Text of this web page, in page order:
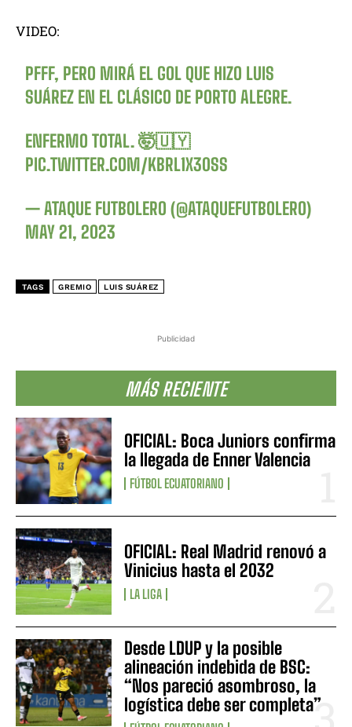
Publicidad
MÁS RECIENTE
OFICIAL: Boca Juniors confirma
la llegada de Enner Valencia
FÚTBOL ECUATORIANO
OFICIAL: Real Madrid renovó a
Vinicius hasta el 2032
LA LIGA
Desde LDUP y la posible
alineación indebida de BSC:
“Nos pareció asombroso, la
logística debe ser completa”
VIDEO:
PFFF, PERO MIRÁ EL GOL QUE HIZO LUIS
SUÁREZ EN EL CLÁSICO DE PORTO ALEGRE.
ENFERMO TOTAL. 🤯🇺🇾
PIC.TWITTER.COM/KBRL1X30SS
— ATAQUE FUTBOLERO (@ATAQUEFUTBOLERO)
MAY 21, 2023
TAGS GREMIO LUIS SUÁREZ